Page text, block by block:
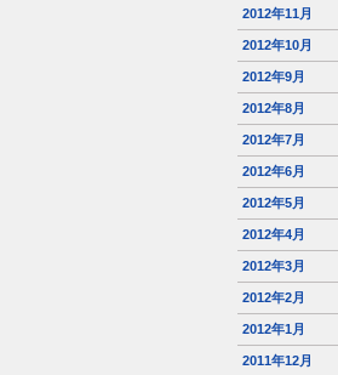
2012年11月
2012年10月
2012年9月
2012年8月
2012年7月
2012年6月
2012年5月
2012年4月
2012年3月
2012年2月
2012年1月
2011年12月